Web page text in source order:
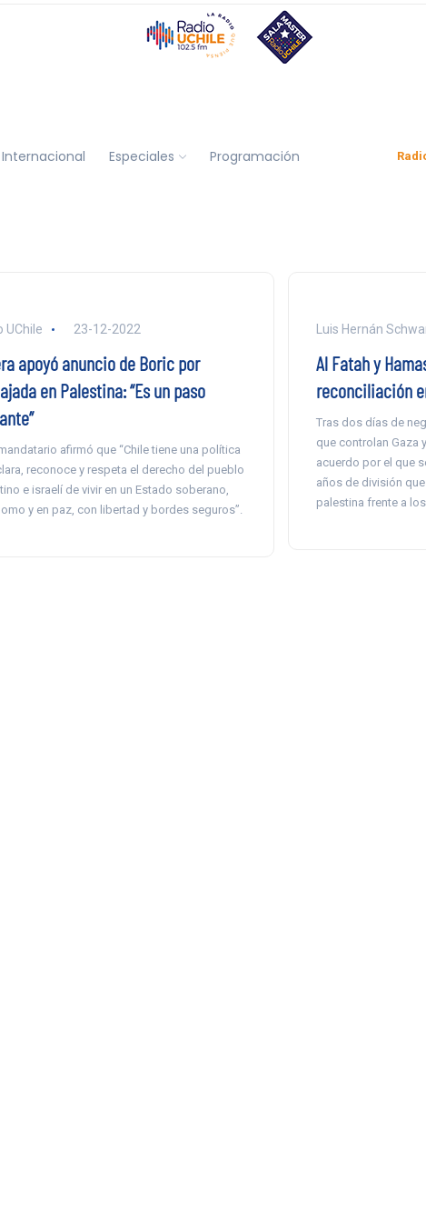
Internacional Especiales Programación
UChile 23-12-2022
apoyó anuncio de Boric por
en Palestina: “Es un paso
afirmó que “Chile tiene una política
reconoce y respeta el derecho del pueblo
e israelí de vivir en un Estado soberano,
y en paz, con libertad y bordes seguros”.
Luis Hernán
Al Fatah y
reconciliación
Tras dos días de
que controlan Gaza
acuerdo por el que
años de división
palestina frente a